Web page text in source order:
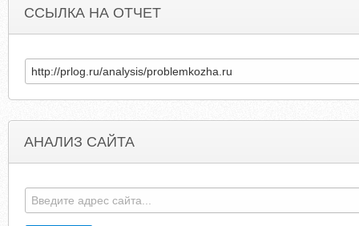
ССЫЛКА НА ОТЧЕТ
АНАЛИЗ САЙТА